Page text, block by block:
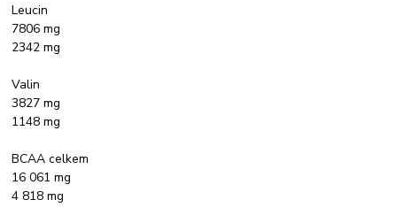
Leucin
7806 mg
2342 mg
Valin
3827 mg
1148 mg
BCAA celkem
16 061 mg
4 818 mg